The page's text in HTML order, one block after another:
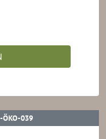
ÖKO-039BIO-ERZEUGNIS